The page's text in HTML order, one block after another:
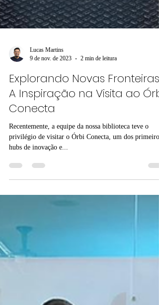
9 de nov. de 2023
2 min de leitura
Explorando Novas Fronteiras:
A Inspiração na Visita ao Órbi
Conecta
Recentemente, a equipe da nossa biblioteca teve o
hubs de inovação e...